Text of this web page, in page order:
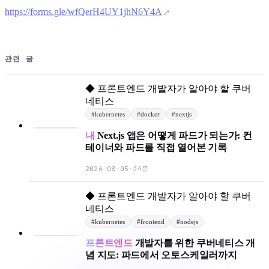
https://forms.gle/wfQerH4UY1jhN6Y4A
관련 글
◆ 프론트엔드 개발자가 알아야 할 쿠버
네티스
#kubernetes #docker #nextjs
내 Next.js 앱은 어떻게 파드가 되는가: 컨
테이너와 파드를 직접 열어본 기록
2026-08-05 · 34분
◆ 프론트엔드 개발자가 알아야 할 쿠버
네티스
#kubernetes #frontend #nodejs
프론트엔드개발자를 위한 쿠버네티스 개
념 지도: 파드에서 오토스케일러까지